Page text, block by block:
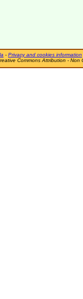
- Privacy and cookies information
Commons Attribution - Non